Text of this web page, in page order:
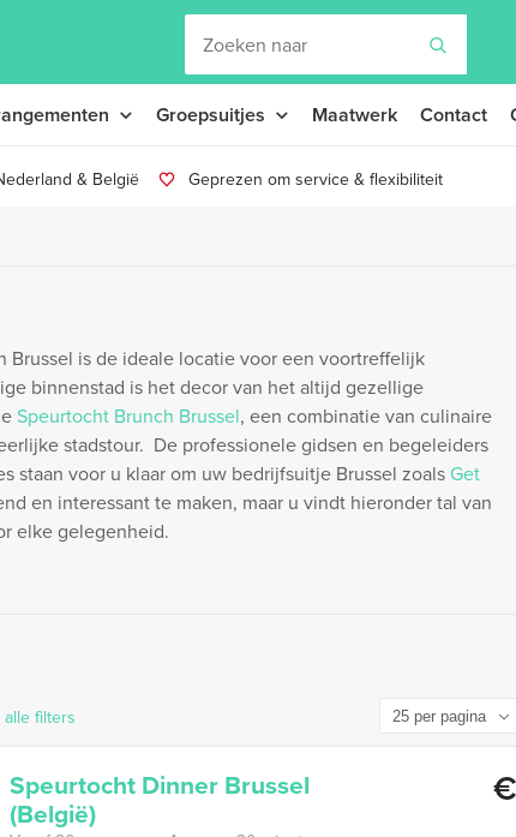
Groepsuitjes Maatwerk Contact
& België Geprezen om service & flexibiliteit
Brussel is de ideale locatie voor een voortreffelijk
binnenstad is het decor van het altijd gezellige
Speurtocht Brunch Brussel, een combinatie van culinaire
stadstour. De professionele gidsen en begeleiders
staan voor u klaar om uw bedrijfsuitje Brussel zoals Get
en interessant te maken, maar u vindt hieronder tal van
elke gelegenheid.
filters
Speurtocht Dinner Brussel
(België)